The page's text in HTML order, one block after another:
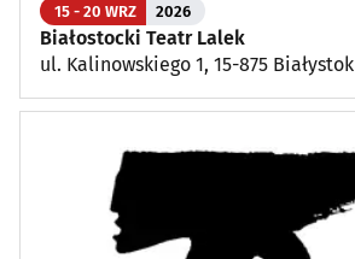
15 - 20 WRZ 2026
Białostocki Teatr Lalek
ul. Kalinowskiego 1, 15-875 Białystok